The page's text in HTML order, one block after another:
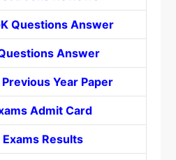
Questions Answer
Answer
Year Paper
Admit Card
Results